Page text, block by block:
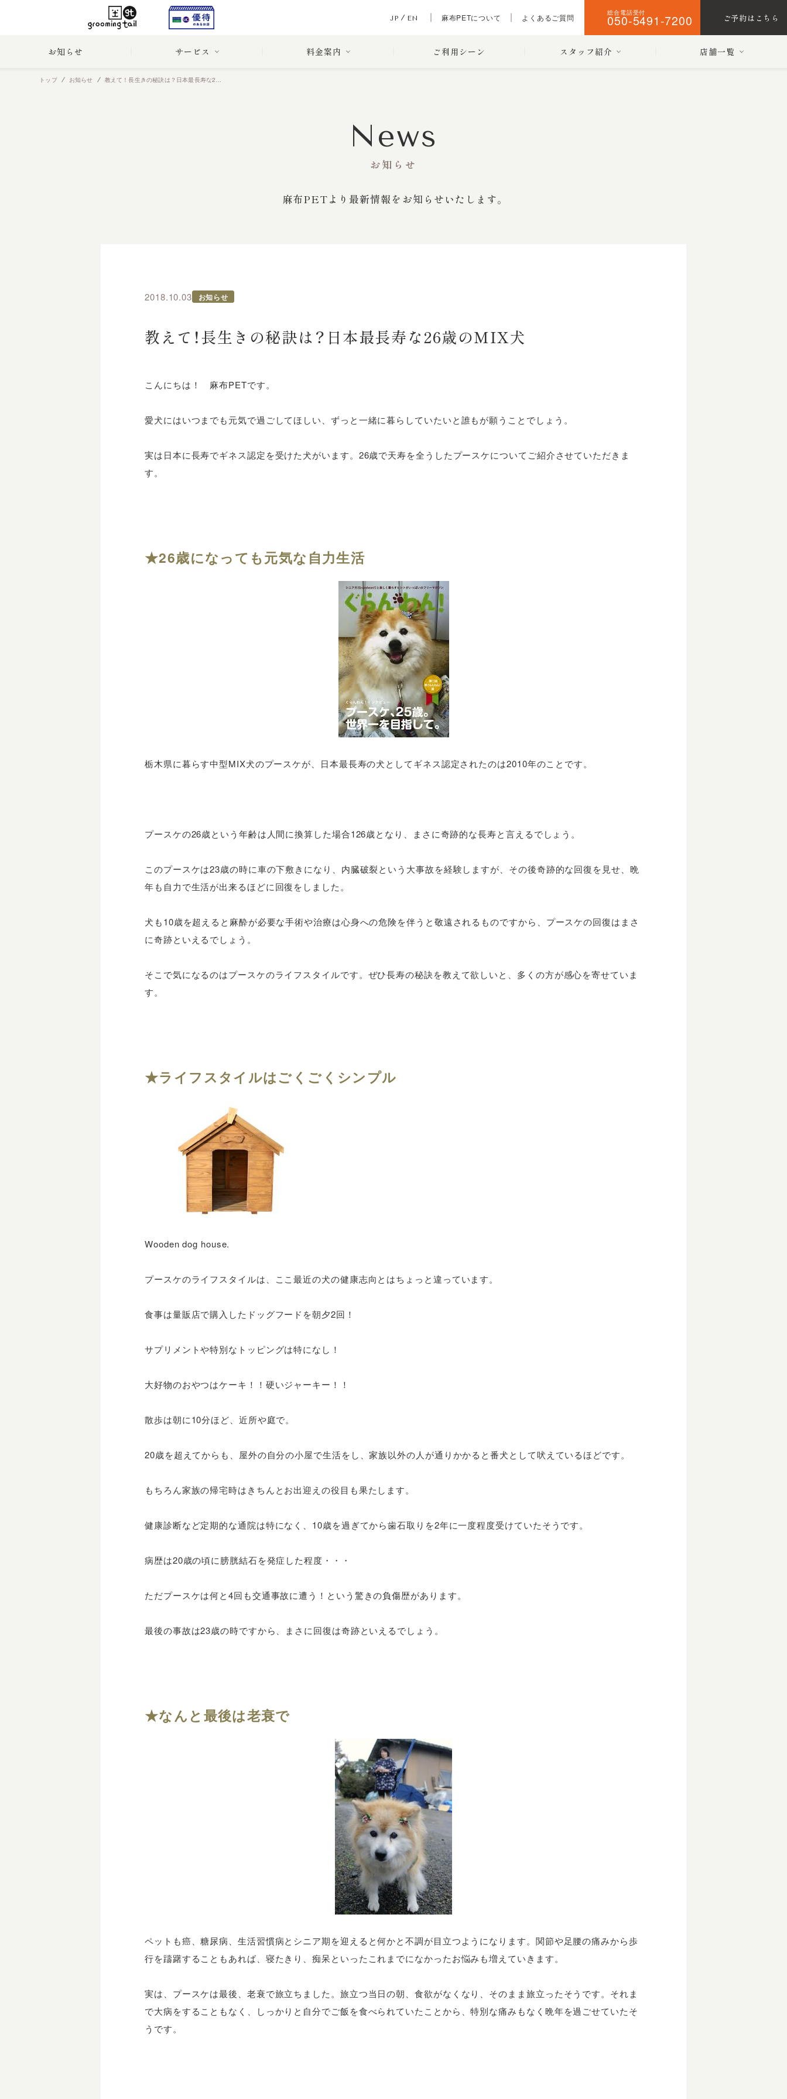
JP EN 麻布PETについて よくあるご質問 050-5491-7200
総合電話受付 ご予約はこちら
お知らせ サービス 料金案内 ご利用シーン スタッフ紹介 店舗一覧
トップ お知らせ 教えて！長生きの秘訣は？日本最長寿な26歳のMIX犬
News
お知らせ
麻布PETより最新情報をお知らせいたします。
2018.10.03 お知らせ
教えて！長生きの秘訣は？日本最長寿な26歳のMIX犬
こんにちは！ 麻布PETです。
愛犬にはいつまでも元気で過ごしてほしい、ずっと一緒に暮らしていたいと誰もが願うことでしょう。
実は日本に長寿でギネス認定を受けた犬がいます。26歳で天寿を全うしたプースケについてご紹介させていただきま
す。
★26歳になっても元気な自力生活
栃木県に暮らす中型MIX犬のプースケが、日本最長寿の犬としてギネス認定されたのは2010年のことです。
プースケの26歳という年齢は人間に換算した場合126歳となり、まさに奇跡的な長寿と言えるでしょう。
このプースケは23歳の時に車の下敷きになり、内臓破裂という大事故を経験しますが、その後奇跡的な回復を見せ、晩
年も自力で生活が出来るほどに回復をしました。
犬も10歳を超えると麻酔が必要な手術や治療は心身への危険を伴うと敬遠されるものですから、プースケの回復はまさ
に奇跡といえるでしょう。
そこで気になるのはプースケのライフスタイルです。ぜひ長寿の秘訣を教えて欲しいと、多くの方が感心を寄せていま
す。
★ライフスタイルはごくごくシンプル
Wooden dog house.
プースケのライフスタイルは、ここ最近の犬の健康志向とはちょっと違っています。
食事は量販店で購入したドッグフードを朝夕2回！
サプリメントや特別なトッピングは特になし！
大好物のおやつはケーキ！！硬いジャーキー！！
散歩は朝に10分ほど、近所や庭で。
20歳を超えてからも、屋外の自分の小屋で生活をし、家族以外の人が通りかかると番犬として吠えているほどです。
もちろん家族の帰宅時はきちんとお出迎えの役目も果たします。
健康診断など定期的な通院は特になく、10歳を過ぎてから歯石取りを2年に一度程度受けていたそうです。
病歴は20歳の頃に膀胱結石を発症した程度・・・
ただプースケは何と4回も交通事故に遭う！という驚きの負傷歴があります。
最後の事故は23歳の時ですから、まさに回復は奇跡といえるでしょう。
★なんと最後は老衰で
ペットも癌、糖尿病、生活習慣病とシニア期を迎えると何かと不調が目立つようになります。関節や足腰の痛みから歩
行を躊躇することもあれば、寝たきり、痴呆といったこれまでになかったお悩みも増えていきます。
実は、プースケは最後、老衰で旅立ちました。旅立つ当日の朝、食欲がなくなり、そのまま旅立ったそうです。それま
で大病をすることもなく、しっかりと自分でご飯を食べられていたことから、特別な痛みもなく晩年を過ごせていたそ
うです。